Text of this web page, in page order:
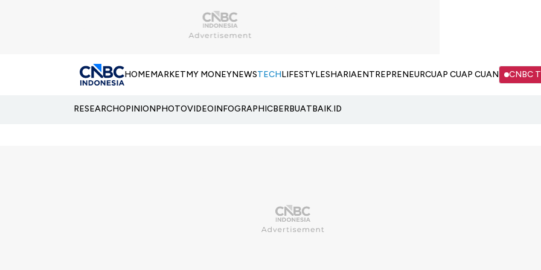
HOMEMARKETMY MONEYNEWSTECHLIFESTYLESHARIAENTREPRENEURCUAP CUAP CUAN CNBC
RESEARCHOPINIONPHOTOVIDEOINFOGRAPHICBERBUATBAIK.ID